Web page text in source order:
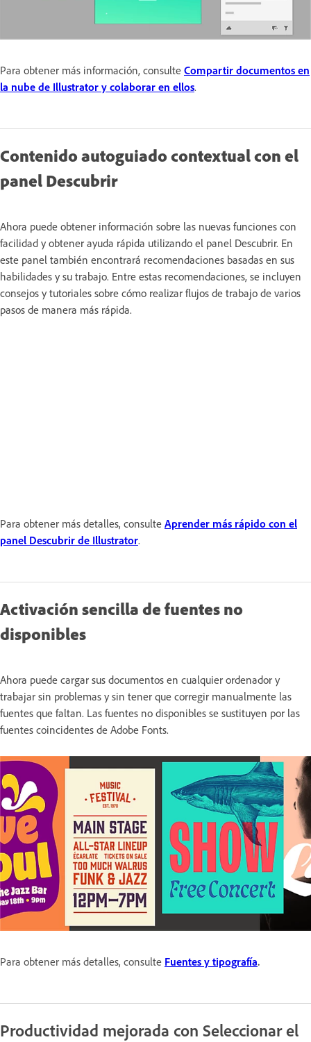
Para obtener más información, consulte Compartir documentos en
la nube de Illustrator y colaborar en ellos.
Contenido autoguiado contextual con el
panel Descubrir
Ahora puede obtener información sobre las nuevas funciones con
facilidad y obtener ayuda rápida utilizando el panel Descubrir. En
este panel también encontrará recomendaciones basadas en sus
habilidades y su trabajo. Entre estas recomendaciones, se incluyen
consejos y tutoriales sobre cómo realizar flujos de trabajo de varios
pasos de manera más rápida.
Para obtener más detalles, consulte Aprender más rápido con el
panel Descubrir de Illustrator.
Activación sencilla de fuentes no
disponibles
Ahora puede cargar sus documentos en cualquier ordenador y
trabajar sin problemas y sin tener que corregir manualmente las
fuentes que faltan. Las fuentes no disponibles se sustituyen por las
fuentes coincidentes de Adobe Fonts.
Para obtener más detalles, consulte Fuentes y tipografía.
Productividad mejorada con Seleccionar el